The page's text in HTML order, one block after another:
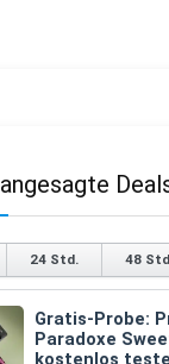
24 Std. 48
Gratis-Probe:
Paradoxe
kostenlos